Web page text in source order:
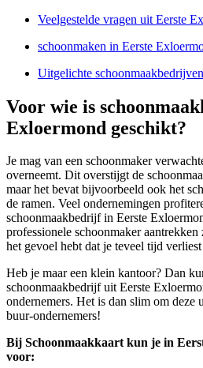
Veelgestelde vragen uit Eerste
schoonmaken in Eerste
Uitgelichte
Voor wie is
Exloermond geschikt?
Je mag van een schoonmaker
overneemt. Dit overstijgt de
maar het bevat bijvoorbeeld ook het
de ramen. Veel ondernemingen
schoonmaakbedrijf in Eerste
professionele schoonmaker
het gevoel hebt dat je teveel tijd
Heb je maar een klein kantoor? Dan
schoonmaakbedrijf uit Eerste
ondernemers. Het is dan slim om deze
buur-ondernemers!
Bij Schoonmaakkaart kun je in
voor: